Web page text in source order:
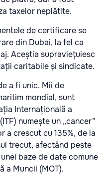
taxelor neplătite.
de certificare se
din Dubai, la fel ca
Aceștia supraviețuiesc
caritabile și sindicate.
a fi unic. Mii de
mondial, sunt
Internațională a
numește un „cancer”
a crescut cu 135%, de la
trecut, afectând peste
baze de date comune
a Muncii (MOT).